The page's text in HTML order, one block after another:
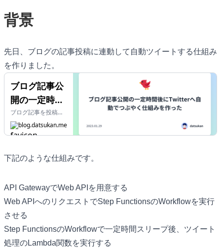
背景
先日、ブログの記事投稿に連動して自動ツイートする仕組み
を作りました。
下記のような仕組みです。
API GatewayでWeb APIを用意する
Web APIへのリクエストでStep FunctionsのWorkflowを実行
させる
Step FunctionsのWorkflowで一定時間スリープ後、ツイート
処理のLambda関数を実行する